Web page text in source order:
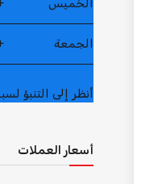
الخميس
الجمعة
أنظر إلى التنبؤ
أسعار العملات